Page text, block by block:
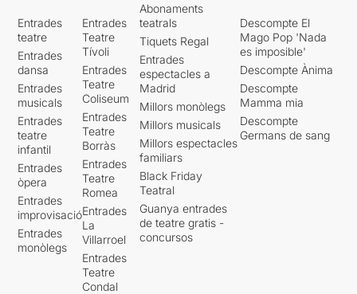
Entrades
teatre
Entrades
dansa
Entrades
musicals
Entrades
teatre
infantil
Entrades
òpera
Entrades
improvisació
Entrades
monòlegs
Entrades
Teatre
Tívoli
Entrades
Teatre
Coliseum
Entrades
Teatre
Borràs
Entrades
Teatre
Romea
Entrades
La
Villarroel
Entrades
Teatre
Condal
Abonaments
teatrals
Tiquets Regal
Entrades
espectacles a
Madrid
Millors monòlegs
Millors musicals
Millors espectacles
familiars
Black Friday
Teatral
Guanya entrades
de teatre gratis -
concursos
Descompte El
Mago Pop 'Nada
es imposible'
Descompte Ànima
Descompte
Mamma mia
Descompte
Germans de sang